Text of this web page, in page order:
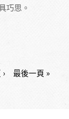
巧思。
養師與黃賴美金
最後一頁 »